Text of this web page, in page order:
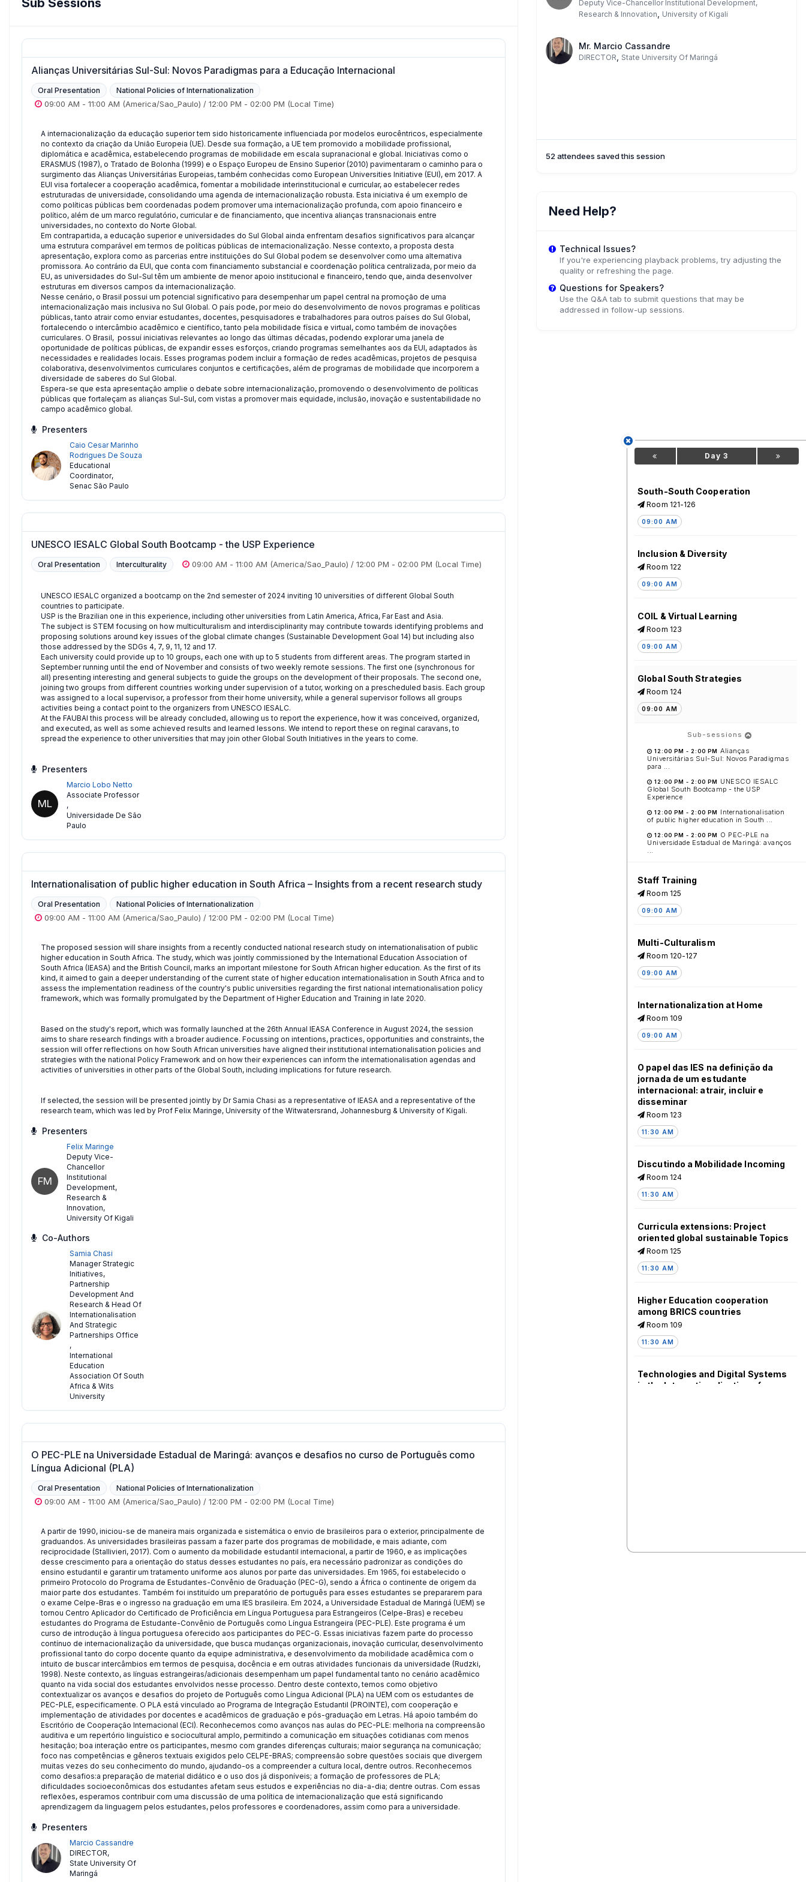
Sub Sessions
Alianças Universitárias Sul-Sul: Novos Paradigmas para a Educação Internacional
Oral Presentation National Policies of Internationalization
09:00 AM - 11:00 AM (America/Sao_Paulo) / 12:00 PM - 02:00 PM (Local Time)
A internacionalização da educação superior tem sido historicamente influenciada por modelos eurocêntricos, especialmente
no contexto da criação da União Europeia (UE). Desde sua formação, a UE tem promovido a mobilidade profissional,
diplomática e acadêmica, estabelecendo programas de mobilidade em escala supranacional e global. Iniciativas como o
ERASMUS (1987), o Tratado de Bolonha (1999) e o Espaço Europeu de Ensino Superior (2010) pavimentaram o caminho para o
surgimento das Alianças Universitárias Europeias, também conhecidas como European Universities Initiative (EUI), em 2017. A
EUI visa fortalecer a cooperação acadêmica, fomentar a mobilidade interinstitucional e curricular, ao estabelecer redes
estruturadas de universidade, consolidando uma agenda de internacionalização robusta. Esta iniciativa é um exemplo de
como políticas públicas bem coordenadas podem promover uma internacionalização profunda, com apoio financeiro e
político, além de um marco regulatório, curricular e de financiamento, que incentiva alianças transnacionais entre
universidades, no contexto do Norte Global.
Em contrapartida, a educação superior e universidades do Sul Global ainda enfrentam desafios significativos para alcançar
uma estrutura comparável em termos de políticas públicas de internacionalização. Nesse contexto, a proposta desta
apresentação, explora como as parcerias entre instituições do Sul Global podem se desenvolver como uma alternativa
promissora. Ao contrário da EUI, que conta com financiamento substancial e coordenação política centralizada, por meio da
EU, as universidades do Sul-Sul têm um ambiente de menor apoio institucional e financeiro, tendo que, ainda desenvolver
estruturas em diversos campos da internacionalização.
Nesse cenário, o Brasil possui um potencial significativo para desempenhar um papel central na promoção de uma
internacionalização mais inclusiva no Sul Global. O país pode, por meio do desenvolvimento de novos programas e políticas
públicas, tanto atrair como enviar estudantes, docentes, pesquisadores e trabalhadores para outros países do Sul Global,
fortalecendo o intercâmbio acadêmico e científico, tanto pela mobilidade física e virtual, como também de inovações
curriculares. O Brasil, possuí iniciativas relevantes ao longo das últimas décadas, podendo explorar uma janela de
oportunidade de políticas públicas, de expandir esses esforços, criando programas semelhantes aos da EUI, adaptados às
necessidades e realidades locais. Esses programas podem incluir a formação de redes acadêmicas, projetos de pesquisa
colaborativa, desenvolvimentos curriculares conjuntos e certificações, além de programas de mobilidade que incorporem a
diversidade de saberes do Sul Global.
Espera-se que esta apresentação amplie o debate sobre internacionalização, promovendo o desenvolvimento de políticas
públicas que fortaleçam as alianças Sul-Sul, com vistas a promover mais equidade, inclusão, inovação e sustentabilidade no
campo acadêmico global.
Presenters
Caio Cesar Marinho
Rodrigues De Souza
Educational
Coordinator,
Senac São Paulo
UNESCO IESALC Global South Bootcamp - the USP Experience
Oral Presentation Interculturality 09:00 AM - 11:00 AM (America/Sao_Paulo) / 12:00 PM - 02:00 PM (Local Time)
UNESCO IESALC organized a bootcamp on the 2nd semester of 2024 inviting 10 universities of different Global South
countries to participate.
USP is the Brazilian one in this experience, including other universities from Latin America, Africa, Far East and Asia.
The subject is STEM focusing on how multiculturalism and interdisciplinarity may contribute towards identifying problems and
proposing solutions around key issues of the global climate changes (Sustainable Development Goal 14) but including also
those addressed by the SDGs 4, 7, 9, 11, 12 and 17.
Each university could provide up to 10 groups, each one with up to 5 students from different areas. The program started in
September running until the end of November and consists of two weekly remote sessions. The first one (synchronous for
all) presenting interesting and general subjects to guide the groups on the development of their proposals. The second one,
joining two groups from different countries working under supervision of a tutor, working on a prescheduled basis. Each group
was assigned to a local supervisor, a professor from their home university, while a general supervisor follows all groups
activities being a contact point to the organizers from UNESCO IESALC.
At the FAUBAI this process will be already concluded, allowing us to report the experience, how it was conceived, organized,
and executed, as well as some achieved results and learned lessons. We intend to report these on reginal caravans, to
spread the experience to other universities that may join other Global South Initiatives in the years to come.
Presenters
ML
Marcio Lobo Netto
Associate Professor
,
Universidade De São
Paulo
Internationalisation of public higher education in South Africa – Insights from a recent research study
Oral Presentation National Policies of Internationalization
09:00 AM - 11:00 AM (America/Sao_Paulo) / 12:00 PM - 02:00 PM (Local Time)
The proposed session will share insights from a recently conducted national research study on internationalisation of public
higher education in South Africa. The study, which was jointly commissioned by the International Education Association of
South Africa (IEASA) and the British Council, marks an important milestone for South African higher education. As the first of its
kind, it aimed to gain a deeper understanding of the current state of higher education internationalisation in South Africa and to
assess the implementation readiness of the country's public universities regarding the first national internationalisation policy
framework, which was formally promulgated by the Department of Higher Education and Training in late 2020.
Based on the study's report, which was formally launched at the 26th Annual IEASA Conference in August 2024, the session
aims to share research findings with a broader audience. Focussing on intentions, practices, opportunities and constraints, the
session will offer reflections on how South African universities have aligned their institutional internationalisation policies and
strategies with the national Policy Framework and on how their experiences can inform the internationalisation agendas and
activities of universities in other parts of the Global South, including implications for future research.
If selected, the session will be presented jointly by Dr Samia Chasi as a representative of IEASA and a representative of the
research team, which was led by Prof Felix Maringe, University of the Witwatersrand, Johannesburg & University of Kigali.
Presenters
FM
Felix Maringe
Deputy Vice-
Chancellor
Institutional
Development,
Research &
Innovation,
University Of Kigali
Co-Authors
Samia Chasi
Manager Strategic
Initiatives,
Partnership
Development And
Research & Head Of
Internationalisation
And Strategic
Partnerships Office
,
International
Education
Association Of South
Africa & Wits
University
O PEC-PLE na Universidade Estadual de Maringá: avanços e desafios no curso de Português como
Língua Adicional (PLA)
Oral Presentation National Policies of Internationalization
09:00 AM - 11:00 AM (America/Sao_Paulo) / 12:00 PM - 02:00 PM (Local Time)
A partir de 1990, iniciou-se de maneira mais organizada e sistemática o envio de brasileiros para o exterior, principalmente de
graduandos. As universidades brasileiras passam a fazer parte dos programas de mobilidade, e mais adiante, com
reciprocidade (Stallivieri, 2017). Com o aumento da mobilidade estudantil internacional, a partir de 1960, e as implicações
desse crescimento para a orientação do status desses estudantes no país, era necessário padronizar as condições do
ensino estudantil e garantir um tratamento uniforme aos alunos por parte das universidades. Em 1965, foi estabelecido o
primeiro Protocolo do Programa de Estudantes-Convênio de Graduação (PEC-G), sendo a África o continente de origem da
maior parte dos estudantes. Também foi instituído um preparatório de português para esses estudantes se prepararem para
o exame Celpe-Bras e o ingresso na graduação em uma IES brasileira. Em 2024, a Universidade Estadual de Maringá (UEM) se
tornou Centro Aplicador do Certificado de Proficiência em Língua Portuguesa para Estrangeiros (Celpe-Bras) e recebeu
estudantes do Programa de Estudante-Convênio de Português como Língua Estrangeira (PEC-PLE). Este programa é um
curso de introdução à língua portuguesa oferecido aos participantes do PEC-G. Essas iniciativas fazem parte do processo
contínuo de internacionalização da universidade, que busca mudanças organizacionais, inovação curricular, desenvolvimento
profissional tanto do corpo docente quanto da equipe administrativa, e desenvolvimento da mobilidade acadêmica com o
intuito de buscar intercâmbios em termos de pesquisa, docência e em outras atividades funcionais da universidade (Rudzki,
1998). Neste contexto, as línguas estrangeiras/adicionais desempenham um papel fundamental tanto no cenário acadêmico
quanto na vida social dos estudantes envolvidos nesse processo. Dentro deste contexto, temos como objetivo
contextualizar os avanços e desafios do projeto de Português como Língua Adicional (PLA) na UEM com os estudantes de
PEC-PLE, especificamente. O PLA está vinculado ao Programa de Integração Estudantil (PROINTE), com cooperação e
implementação de atividades por docentes e acadêmicos de graduação e pós-graduação em Letras. Há apoio também do
Escritório de Cooperação Internacional (ECI). Reconhecemos como avanços nas aulas do PEC-PLE: melhoria na compreensão
auditiva e um repertório linguístico e sociocultural amplo, permitindo a comunicação em situações cotidianas com menos
hesitação; boa interação entre os participantes, mesmo com grandes diferenças culturais; maior segurança na comunicação;
foco nas competências e gêneros textuais exigidos pelo CELPE-BRAS; compreensão sobre questões sociais que divergem
muitas vezes do seu conhecimento do mundo, ajudando-os a compreender a cultura local, dentre outros. Reconhecemos
como desafios:a preparação de material didático e o uso dos já disponíveis; a formação de professores de PLA;
dificuldades socioeconômicas dos estudantes afetam seus estudos e experiências no dia-a-dia; dentre outras. Com essas
reflexões, esperamos contribuir com uma discussão de uma política de internacionalização que está significando
aprendizagem da linguagem pelos estudantes, pelos professores e coordenadores, assim como para a universidade.
Presenters
Marcio Cassandre
DIRECTOR,
State University Of
Maringá
Deputy Vice-Chancellor Institutional Development,
Research & Innovation
University of Kigali
Mr. Marcio Cassandre
DIRECTOR State University Of Maringá
52 attendees saved this session
Need Help?
Technical Issues?
If you're experiencing playback problems, try adjusting the
quality or refreshing the page.
Questions for Speakers?
Use the Q&A tab to submit questions that may be
addressed in follow-up sessions.
Day 3
South-South Cooperation
Room 121-126
09:00 AM
Inclusion & Diversity
Room 122
09:00 AM
COIL & Virtual Learning
Room 123
09:00 AM
Global South Strategies
Room 124
09:00 AM
Sub-sessions
12:00 PM - 2:00 PM
Alianças
Universitárias Sul-Sul: Novos Paradigmas
para ...
12:00 PM - 2:00 PM
UNESCO IESALC
Global South Bootcamp - the USP
Experience
12:00 PM - 2:00 PM
Internationalisation
of public higher education in South ...
12:00 PM - 2:00 PM
O PEC-PLE na
Universidade Estadual de Maringá: avanços
...
Staff Training
Room 125
09:00 AM
Multi-Culturalism
Room 120-127
09:00 AM
Internationalization at Home
Room 109
09:00 AM
O papel das IES na definição da
jornada de um estudante
internacional: atrair, incluir e
disseminar
Room 123
11:30 AM
Discutindo a Mobilidade Incoming
Room 124
11:30 AM
Curricula extensions: Project
oriented global sustainable Topics
Room 125
11:30 AM
Higher Education cooperation
among BRICS countries
Room 109
11:30 AM
Technologies and Digital Systems
in the Internationalization of